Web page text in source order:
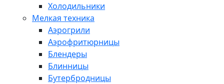
Холодильники
Мелкая техника
Аэрогрили
Аэрофритюрницы
Блендеры
Блинницы
Бутербродницы